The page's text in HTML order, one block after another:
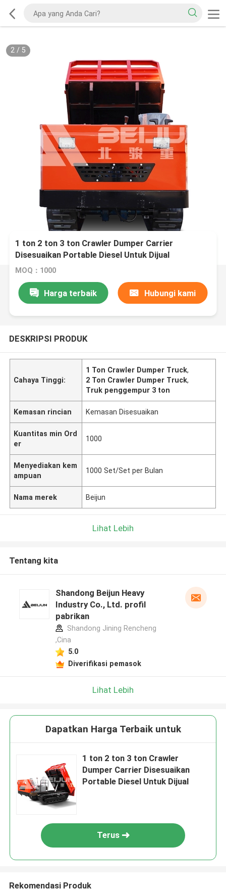
2/ 5
1 ton 2 ton 3 ton Crawler Dumper Carrier
Disesuaikan Portable Diesel Untuk Dijual
MOQ：1000
Harga terbaik Hubungi kami
DESKRIPSI PRODUK
Cahaya Tinggi:
1 Ton Crawler Dumper Truck,
2 Ton Crawler Dumper Truck,
Truk penggempur 3 ton
Kemasan rincian Kemasan Disesuaikan
Kuantitas min Ord
er
1000
Menyediakan kem
ampuan
1000 Set/Set per Bulan
Nama merek Beijun
Lihat Lebih
Tentang kita
Shandong Beijun Heavy
Industry Co., Ltd. profil
pabrikan
Shandong Jining Rencheng
,Cina
5.0
Diverifikasi pemasok
Lihat Lebih
Dapatkan Harga Terbaik untuk
1 ton 2 ton 3 ton Crawler
Dumper Carrier Disesuaikan
Portable Diesel Untuk Dijual
Terus
Rekomendasi Produk